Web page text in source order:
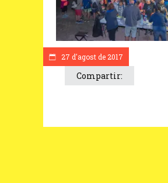
27 d'agost de 2017
Compartir: